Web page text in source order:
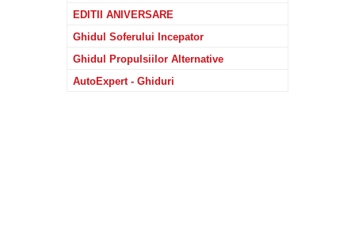
EDITII ANIVERSARE
Ghidul Soferului Incepator
Ghidul Propulsiilor Alternative
AutoExpert - Ghiduri